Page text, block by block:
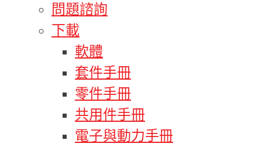
問題諮詢
下載
軟體
套件手冊
零件手冊
共用件手冊
電子與動力手冊